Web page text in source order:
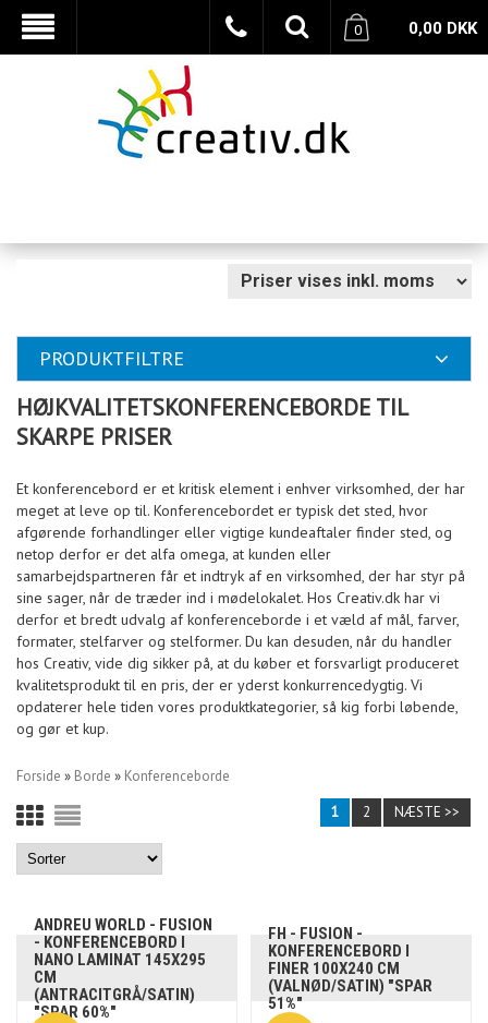
0,00 DKK
0
PRODUKTFILTRE
HØJKVALITETSKONFERENCEBORDE TIL
SKARPE PRISER
Et konferencebord er et kritisk element i enhver virksomhed, der har
meget at leve op til. Konferencebordet er typisk det sted, hvor
afgørende forhandlinger eller vigtige kundeaftaler finder sted, og
netop derfor er det alfa omega, at kunden eller
samarbejdspartneren får et indtryk af en virksomhed, der har styr på
sine sager, når de træder ind i mødelokalet. Hos Creativ.dk har vi
derfor et bredt udvalg af konferenceborde i et væld af mål, farver,
formater, stelfarver og stelformer. Du kan desuden, når du handler
hos Creativ, vide dig sikker på, at du køber et forsvarligt produceret
kvalitetsprodukt til en pris, der er yderst konkurrencedygtig. Vi
opdaterer hele tiden vores produktkategorier, så kig forbi løbende,
og gør et kup.
Forside » Borde » Konferenceborde
1
2 NÆSTE >>
ANDREU WORLD - FUSION
- KONFERENCEBORD I
NANO LAMINAT 145X295
CM
(ANTRACITGRÅ/SATIN)
"SPAR 60%"
FH - FUSION -
KONFERENCEBORD I
FINER 100X240 CM
(VALNØD/SATIN) "SPAR
51%"